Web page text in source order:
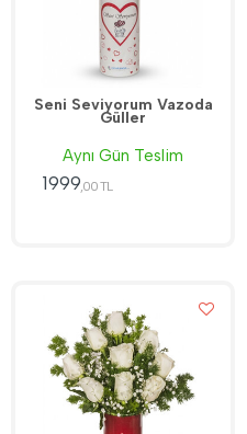
Seni Seviyorum Vazoda
Güller
Aynı Gün Teslim
1999 ,00 TL